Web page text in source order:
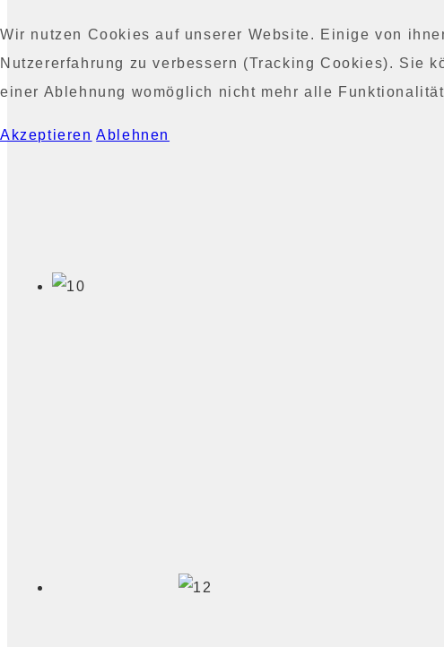
Wir nutzen Cookies auf unserer Website. Einige von
Nutzererfahrung zu verbessern (Tracking Cookies). Sie
einer Ablehnung womöglich nicht mehr alle
Akzeptieren Ablehnen